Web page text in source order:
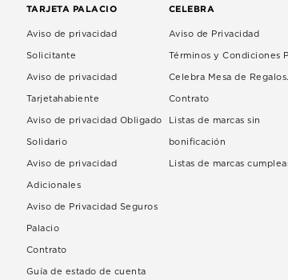
TARJETA PALACIO
Aviso de privacidad
Solicitante
Aviso de privacidad
Tarjetahabiente
Aviso de privacidad Obligado
Solidario
Aviso de privacidad
Adicionales
Aviso de Privacidad Seguros
Palacio
Contrato
Guía de estado de cuenta
CELEBRA
Aviso de Privacidad
Términos y Condiciones
Celebra Mesa de Regalos.
Contrato
Listas de marcas sin
bonificación
Listas de marcas